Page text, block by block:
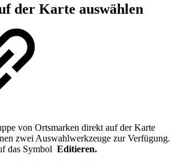
der Karte auswählen
von Ortsmarken direkt auf der Karte
zwei Auswahlwerkzeuge zur Verfügung.
das Symbol Editieren.